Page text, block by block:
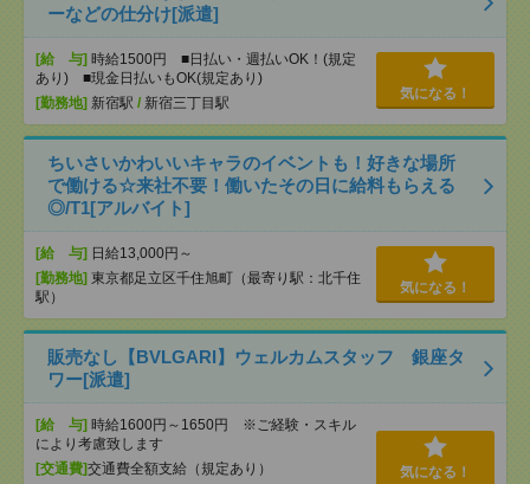
ーなどの仕分け[派遣]
[給 与] 時給1500円 ■日払い・週払いOK！(規定
あり) ■現金日払いもOK(規定あり)
[勤務地] 新宿駅 / 新宿三丁目駅
気になる！
ちいさいかわいいキャラのイベントも！好きな場所
で働ける☆来社不要！働いたその日に給料もらえる
◎/T1[アルバイト]
[給 与] 日給13,000円～
[勤務地] 東京都足立区千住旭町（最寄り駅：北千住
駅）
気になる！
販売なし【BVLGARI】ウェルカムスタッフ 銀座タ
ワー[派遣]
[給 与] 時給1600円～1650円 ※ご経験・スキル
により考慮致します
[交通費]交通費全額支給（規定あり）
気になる！